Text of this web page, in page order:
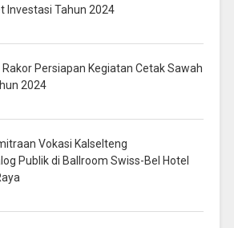
Investasi Tahun 2024
Persiapan Kegiatan Cetak Sawah
2024
Vokasi Kalselteng
Publik di Ballroom Swiss-Bel Hotel